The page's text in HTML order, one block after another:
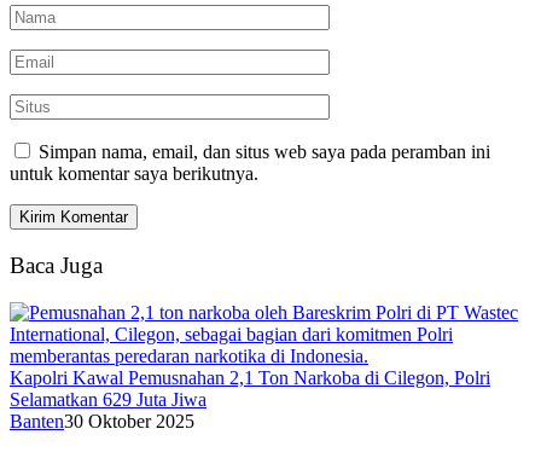
Simpan nama, email, dan situs web saya pada peramban ini
untuk komentar saya berikutnya.
Baca Juga
Kapolri Kawal Pemusnahan 2,1 Ton Narkoba di Cilegon, Polri
Selamatkan 629 Juta Jiwa
Banten30 Oktober 2025